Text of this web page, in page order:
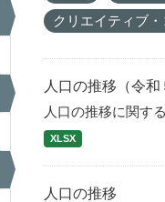
クリエイティブ
人口の推移（令和
人口の推移に関す
XLSX
人口の推移